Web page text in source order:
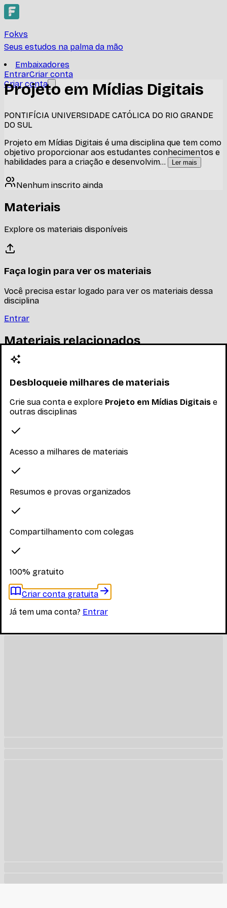
Fokvs
Seus estudos na palma da mão
Embaixadores
EntrarCriar conta
Criar conta
Projeto em Mídias Digitais
PONTIFÍCIA UNIVERSIDADE CATÓLICA DO RIO GRANDE
DO SUL
Projeto em Mídias Digitais é uma disciplina que tem como
objetivo proporcionar aos estudantes conhecimentos e
habilidades para a criação e desenvolvim... Ler mais
Nenhum inscrito ainda
Materiais
Explore os materiais disponíveis
Faça login para ver os materiais
Você precisa estar logado para ver os materiais dessa
disciplina
Entrar
Materiais relacionados
Outros materiais que podem te interessar enquanto não
Desbloqueie milhares de materiais
Crie sua conta e explore Projeto em Mídias Digitais e
outras disciplinas
Acesso a milhares de materiais
Resumos e provas organizados
Compartilhamento com colegas
100% gratuito
Criar conta gratuita
Já tem uma conta? Entrar